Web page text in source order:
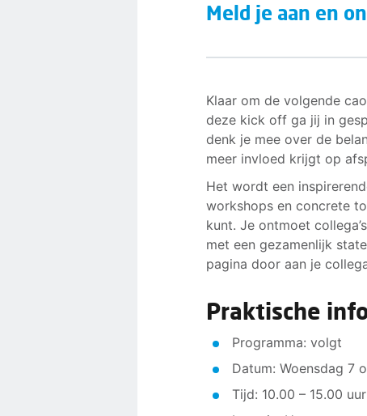
Meld je aan en
Klaar om de volgende
deze kick off ga jij in
denk je mee over de
meer invloed krijgt op
Het wordt een
workshops en concrete
kunt. Je ontmoet
met een gezamenlijk
pagina door aan je
Praktische
Programma: volgt
Datum: Woensdag 7
Tijd: 10.00 – 15.00